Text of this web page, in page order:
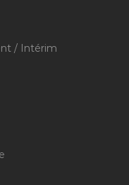
/ Intérim